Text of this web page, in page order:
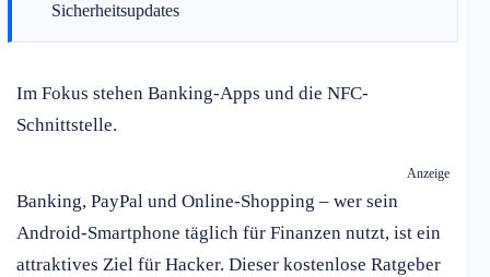
Sicherheitsupdates
Im Fokus stehen Banking-Apps und die NFC-
Schnittstelle.
Anzeige
Banking, PayPal und Online-Shopping – wer sein
Android-Smartphone täglich für Finanzen nutzt, ist ein
attraktives Ziel für Hacker. Dieser kostenlose Ratgeber